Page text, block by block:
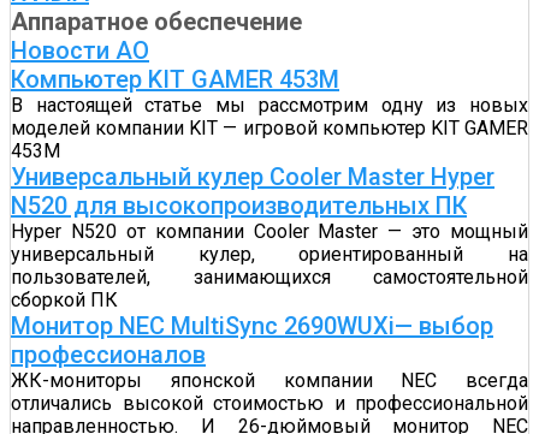
Аппаратное обеспечение
Новости АО
Компьютер KIT GAMER 453M
В настоящей статье мы рассмотрим одну из новых
моделей компании KIT — игровой компьютер KIT GAMER
453М
Универсальный кулер Cooler Master Hyper
N520 для высокопроизводительных ПК
Hyper N520 от компании Cooler Master — это мощный
универсальный кулер, ориентированный на
пользователей, занимающихся самостоятельной
сборкой ПК
Монитор NEC MultiSync 2690WUXi— выбор
профессионалов
ЖК-мониторы японской компании NEC всегда
отличались высокой стоимостью и профессиональной
направленностью. И 26-дюймовый монитор NEC